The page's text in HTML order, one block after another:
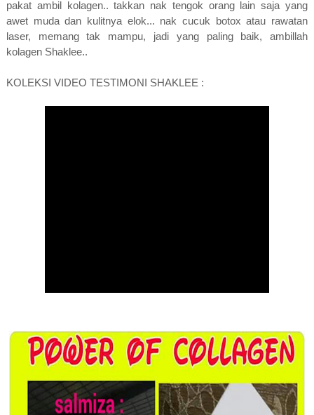
pakat ambil kolagen.. takkan nak tengok orang lain saja yang
awet muda dan kulitnya elok... nak cucuk botox atau rawatan
laser, memang tak mampu, jadi yang paling baik, ambillah
kolagen Shaklee..
KOLEKSI VIDEO TESTIMONI SHAKLEE :